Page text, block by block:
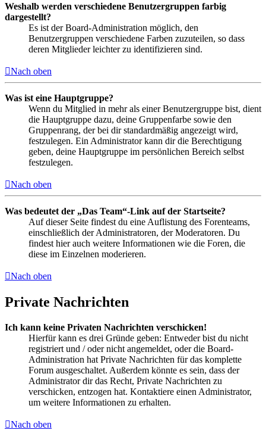
Weshalb werden verschiedene Benutzergruppen farbig
dargestellt?
Es ist der Board-Administration möglich, den
Benutzergruppen verschiedene Farben zuzuteilen, so dass
deren Mitglieder leichter zu identifizieren sind.
Nach oben
Was ist eine Hauptgruppe?
Wenn du Mitglied in mehr als einer Benutzergruppe bist, dient
die Hauptgruppe dazu, deine Gruppenfarbe sowie den
Gruppenrang, der bei dir standardmäßig angezeigt wird,
festzulegen. Ein Administrator kann dir die Berechtigung
geben, deine Hauptgruppe im persönlichen Bereich selbst
festzulegen.
Nach oben
Was bedeutet der „Das Team“-Link auf der Startseite?
Auf dieser Seite findest du eine Auflistung des Forenteams,
einschließlich der Administratoren, der Moderatoren. Du
findest hier auch weitere Informationen wie die Foren, die
diese im Einzelnen moderieren.
Nach oben
Private Nachrichten
Ich kann keine Privaten Nachrichten verschicken!
Hierfür kann es drei Gründe geben: Entweder bist du nicht
registriert und / oder nicht angemeldet, oder die Board-
Administration hat Private Nachrichten für das komplette
Forum ausgeschaltet. Außerdem könnte es sein, dass der
Administrator dir das Recht, Private Nachrichten zu
verschicken, entzogen hat. Kontaktiere einen Administrator,
um weitere Informationen zu erhalten.
Nach oben